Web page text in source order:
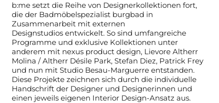
b:me setzt die Reihe von Designerkollektionen fort,
die der Badmöbelspezialist burgbad in
Zusammenarbeit mit externen
Designstudios entwickelt. So sind umfangreiche
Programme und exklusive Kollektionen unter
anderem mit nexus product design, Lievore Altherr
Molina / Altherr Désile Park, Stefan Diez, Patrick Frey
und nun mit Studio Besau-Marguerre entstanden.
Diese Projekte zeichnen sich durch die individuelle
Handschrift der Designer und Designerinnen und
einen jeweils eigenen Interior Design-Ansatz aus.